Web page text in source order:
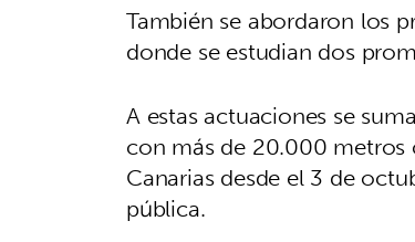
También se abordaron los
donde se estudian dos
A estas actuaciones se
con más de 20.000 metros
Canarias desde el 3 de
pública.